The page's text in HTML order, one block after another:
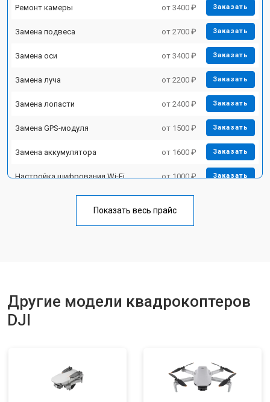
Ремонт камеры от 3400 ₽ Заказать
Замена подвеса от 2700 ₽ Заказать
Замена оси от 3400 ₽ Заказать
Замена луча от 2200 ₽ Заказать
Замена лопасти от 2400 ₽ Заказать
Замена GPS-модуля от 1500 ₽ Заказать
Замена аккумулятора от 1600 ₽ Заказать
Настройка шифрования Wi-Fi от 1000 ₽ Заказать
Замена материнской платы от 2800 ₽
Показать весь прайс
Другие модели квадрокоптеров
DJI